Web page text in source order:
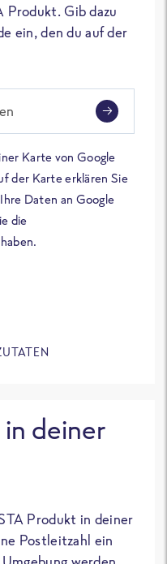
Produkt. Gib dazu
ein, den du auf der
Karte von Google
der Karte erklären Sie
Daten an Google
die
in deiner
Produkt in deiner
Postleitzahl ein